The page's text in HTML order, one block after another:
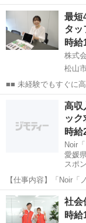
なので、すぐに高収入
なんてキャリアアップも目指せます!! ■■
録!! ■■...
愛媛 松山市
最短
タッ
時給
株式
松山
■■ 未経験でもすぐに
なので、すぐに高収入
なんてキャリアアップも目指せます!!
録!! ■■...
松山市
高収
ック
時給
Noir
愛媛
スポ
【仕事内容】「Noir
ちら まずはお客様に
楽しくおしゃべり 最
ありませんので未経験
アルバイト・パート
社会
時給